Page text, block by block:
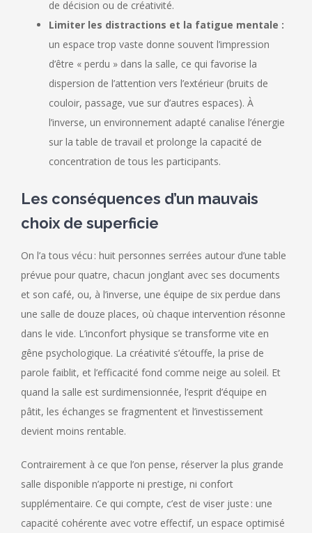
de décision ou de créativité.
Limiter les distractions et la fatigue mentale :
un espace trop vaste donne souvent l’impression
d’être « perdu » dans la salle, ce qui favorise la
dispersion de l’attention vers l’extérieur (bruits de
couloir, passage, vue sur d’autres espaces). À
l’inverse, un environnement adapté canalise l’énergie
sur la table de travail et prolonge la capacité de
concentration de tous les participants.
Les conséquences d’un mauvais
choix de superficie
On l’a tous vécu : huit personnes serrées autour d’une table
prévue pour quatre, chacun jonglant avec ses documents
et son café, ou, à l’inverse, une équipe de six perdue dans
une salle de douze places, où chaque intervention résonne
dans le vide. L’inconfort physique se transforme vite en
gêne psychologique. La créativité s’étouffe, la prise de
parole faiblit, et l’efficacité fond comme neige au soleil. Et
quand la salle est surdimensionnée, l’esprit d’équipe en
pâtit, les échanges se fragmentent et l’investissement
devient moins rentable.
Contrairement à ce que l’on pense, réserver la plus grande
salle disponible n’apporte ni prestige, ni confort
supplémentaire. Ce qui compte, c’est de viser juste : une
capacité cohérente avec votre effectif, un espace optimisé